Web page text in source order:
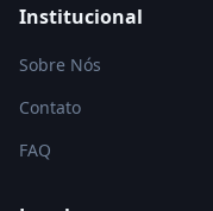
Institucional
Sobre Nós
Contato
FAQ